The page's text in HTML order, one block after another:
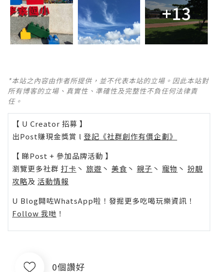
+13
*本站之內容由作者所提供，並不代表本站的立場。因此本站對
所有博客的立場、真實性、準確性及完整性不負任何法律責
任。
【 U Creator 招募 】
出Post賺現金獎賞 l 登記《社群創作有價企劃》
【 睇Post + 參加品牌活動 】
瀏覽更多社群 打卡 丶 旅遊 丶 美食 丶 親子 丶 寵物 丶 扮靚
攻略及 活動情報
U Blog開咗WhatsApp啦！發掘更多吃喝玩樂資訊！
Follow 我哋 ！
0個讚好